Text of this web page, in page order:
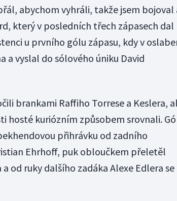
abychom vyhráli, takže jsem bojoval
který v posledních třech zápasech dal
u prvního gólu zápasu, kdy v
a vyslal do sólového úniku David
brankami Raffiho Torrese a Keslera,
hosté kuriózním způsobem srovnali.
přihrávku od zadního
Ehrhoff, puk obloučkem přeletěl
od ruky dalšího zadáka Alexe Edlera se